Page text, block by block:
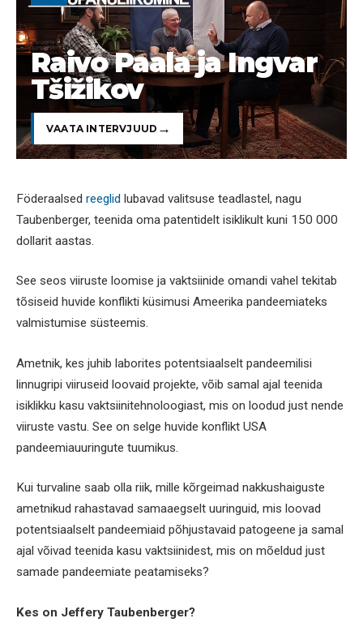
Raivo Paala ja Ingvar
Tšižikov
VAATA INTERVJUUD
Föderaalsed reeglid lubavad valitsuse teadlastel, nagu
Taubenberger, teenida oma patentidelt isiklikult kuni 150 000
dollarit aastas.
See seos viiruste loomise ja vaktsiinide omandi vahel tekitab
tõsiseid huvide konflikti küsimusi Ameerika pandeemiateks
valmistumise süsteemis.
Ametnik, kes juhib laborites potentsiaalselt pandeemilisi
linnugripi viiruseid loovaid projekte, võib samal ajal teenida
isiklikku kasu vaktsiinitehnoloogiast, mis on loodud just nende
viiruste vastu. See on selge huvide konflikt USA
pandeemiauuringute tuumikus.
Kui turvaline saab olla riik, mille kõrgeimad nakkushaiguste
ametnikud rahastavad samaaegselt uuringuid, mis loovad
potentsiaalselt pandeemiaid põhjustavaid patogeene ja samal
ajal võivad teenida kasu vaktsiinidest, mis on mõeldud just
samade pandeemiate peatamiseks?
Kes on Jeffery Taubenberger?